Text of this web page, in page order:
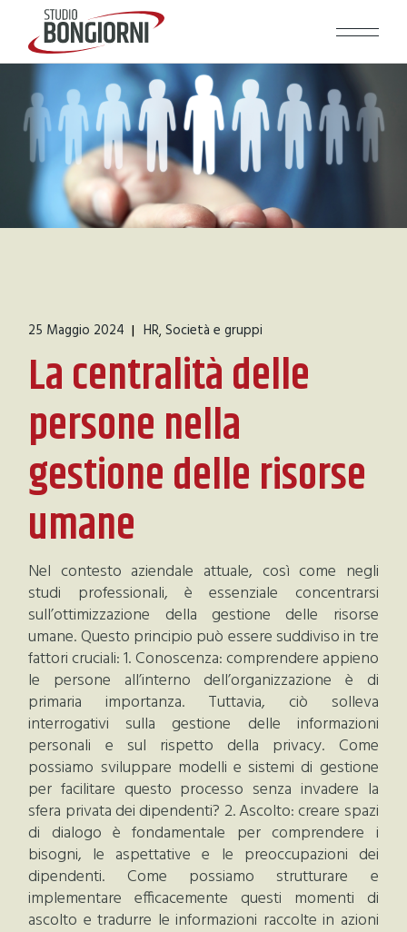
25 Maggio 2024 HR Società e gruppi
La centralità delle
persone nella
gestione delle risorse
umane
Nel contesto aziendale attuale, così come negli
studi professionali, è essenziale concentrarsi
sull’ottimizzazione della gestione delle risorse
umane. Questo principio può essere suddiviso in tre
fattori cruciali: 1. Conoscenza: comprendere appieno
le persone all’interno dell’organizzazione è di
primaria importanza. Tuttavia, ciò solleva
interrogativi sulla gestione delle informazioni
personali e sul rispetto della privacy. Come
possiamo sviluppare modelli e sistemi di gestione
per facilitare questo processo senza invadere la
sfera privata dei dipendenti? 2. Ascolto: creare spazi
di dialogo è fondamentale per comprendere i
bisogni, le aspettative e le preoccupazioni dei
dipendenti. Come possiamo strutturare e
implementare efficacemente questi momenti di
ascolto e tradurre le informazioni raccolte in azioni